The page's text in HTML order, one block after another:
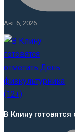
Авг 6, 2026
В Клину